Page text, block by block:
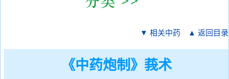
▼ 相关中药 ▲ 返回目录
《中药炮制》莪术